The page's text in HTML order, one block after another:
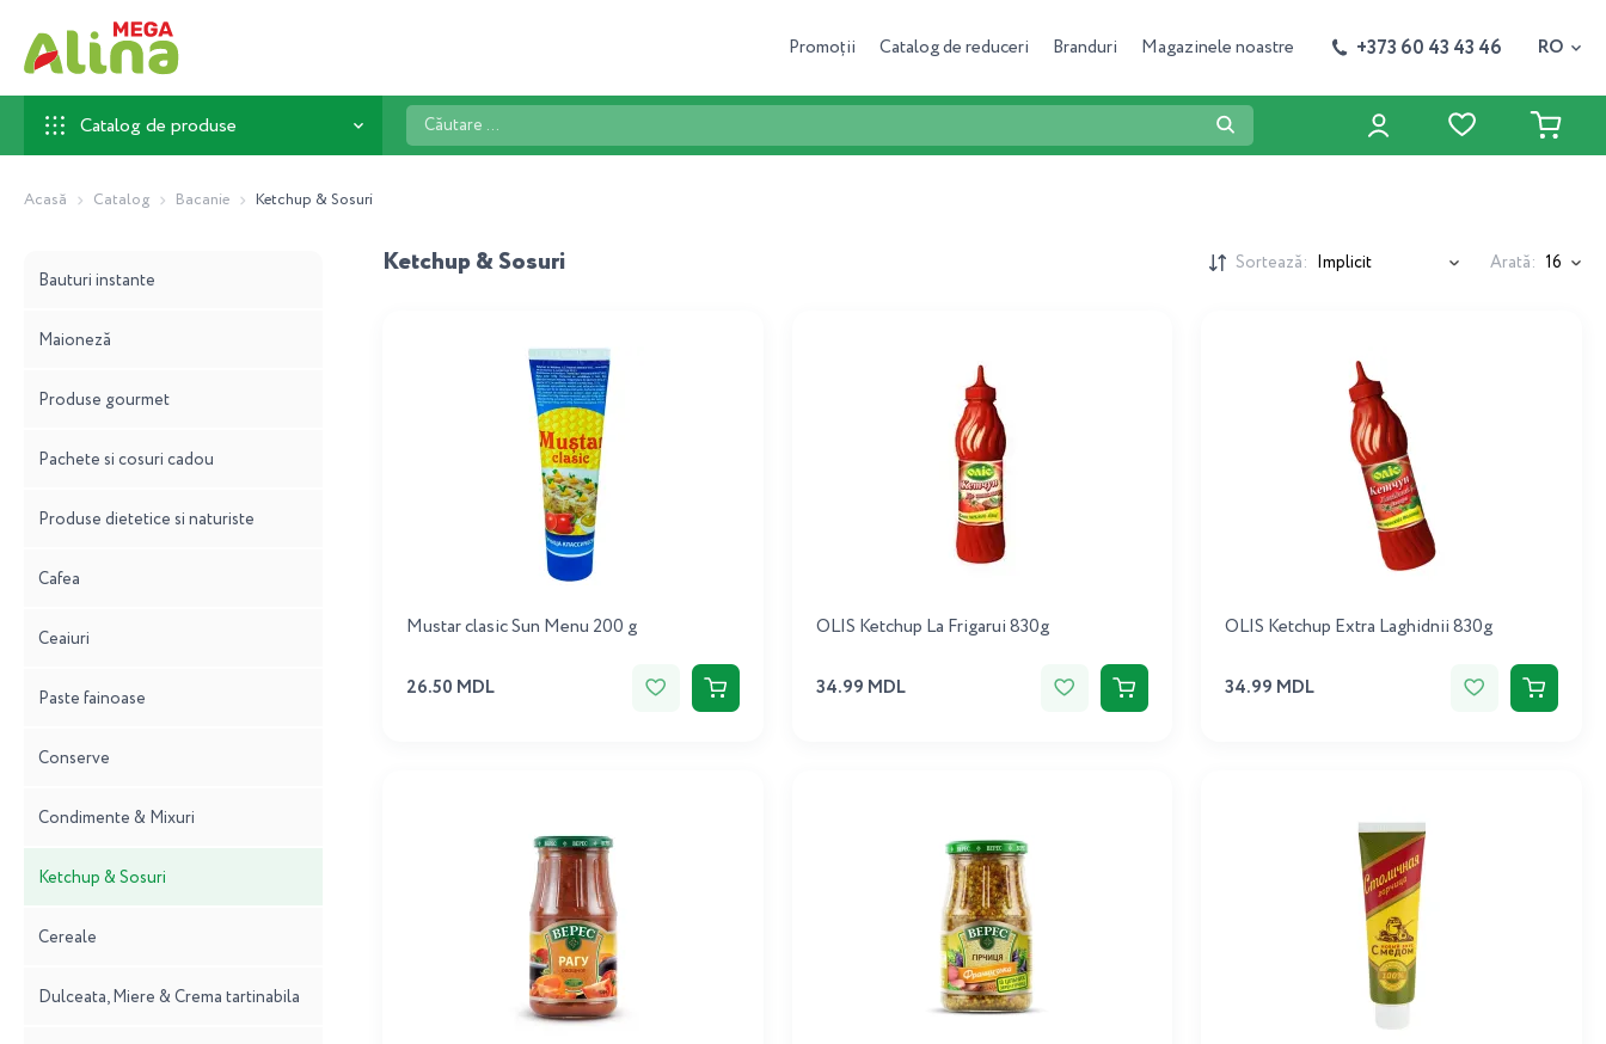
Promoții Catalog de reduceri Branduri Magazinele noastre +373 60 43 43 46 RO
Catalog de produse
Căutare
...
Acasă Catalog Bacanie Ketchup & Sosuri
Bauturi instante
Maioneză
Produse gourmet
Pachete si cosuri cadou
Produse dietetice si naturiste
Cafea
Ceaiuri
Paste fainoase
Conserve
Condimente & Mixuri
Ketchup & Sosuri
Cereale
Dulceata, Miere & Crema tartinabila
Ketchup & Sosuri Sortează: Arată:
Mustar clasic Sun Menu 200 g
26.50 MDL
OLIS Ketchup La Frigarui 830g
34.99 MDL
OLIS Ketchup Extra Laghidnii 830g
34.99 MDL